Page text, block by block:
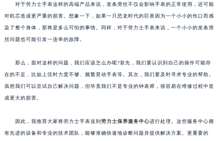
对于劳力士手表这样的高端产品来说，发条滑丝不仅会影响手表的正常使用，还可能
对机芯造成更严重的损害。想象一下，如果一只恐龙时代的巨兽因为一个小小的伤口而感
染了整个身体，那将是多么可怕的事情。同样，对于劳力士手表来说，一个小小的发条滑
丝问题也可能引发一连串的故障。
那么，面对这样的问题，我们应该怎么办呢?首先，我们要认识到自己的操作可能存
在的不足，比如上弦时力度不够、频繁晃动手表等。其次，我们要及时寻求专业的帮助。
虽然我们可以尝试自己解决问题，但毕竟我们不是专业的钟表师，很容易在维修过程中造
成更大的损害。
因此，我推荐大家将劳力士手表送到 劳力士保养服务中心进行处理。这些服务中心拥
有先进的设备和专业的技术团队，能够准确快速地诊断问题并提供解决方案。更重要的